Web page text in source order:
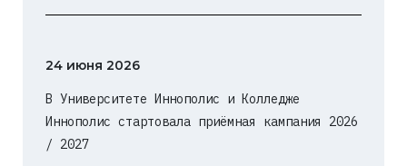
24 июня 2026
В Университете Иннополис и Колледже
Иннополис стартовала приёмная кампания 2026
/ 2027